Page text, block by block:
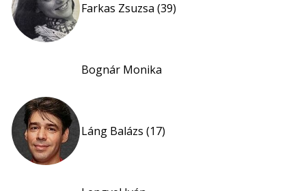
Farkas Zsuzsa (39)
Bognár Monika
Láng Balázs (17)